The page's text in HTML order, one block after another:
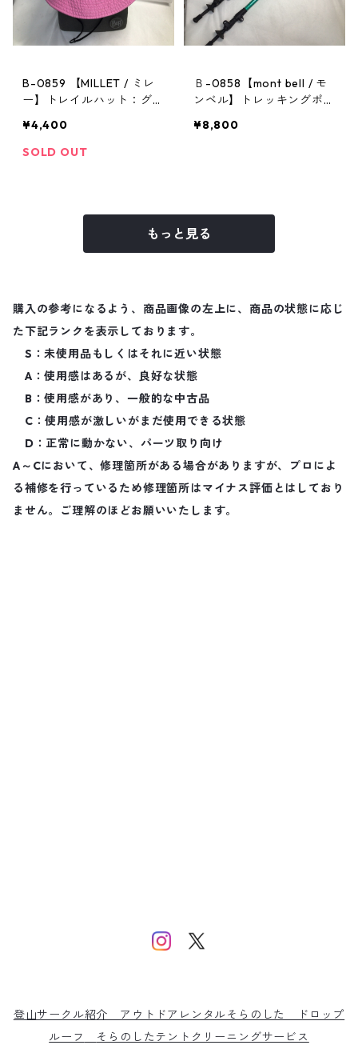
B-0859 【MILLET / ミレ
ー】トレイルハット：グラ
ト ピンク Mサイズ
¥4,400
SOLD OUT
Ｂ-0858【mont bell / モ
ンベル】トレッキングポー
ロックアンチショック EN
¥8,800
もっと見る
購入の参考になるよう、商品画像の左上に、商品の状態に応じ
た下記ランクを表示しております。
S：未使用品もしくはそれに近い状態
A：使用感はあるが、良好な状態
B：使用感があり、一般的な中古品
C：使用感が激しいがまだ使用できる状態
D：正常に動かない、パーツ取り向け
A～Cにおいて、修理箇所がある場合がありますが、プロによ
る補修を行っているため修理箇所はマイナス評価とはしており
ません。ご理解のほどお願いいたします。
登山サークル紹介 アウトドアレンタルそらのした
ドロップ
ルーフ
そらのしたテントクリーニングサービス